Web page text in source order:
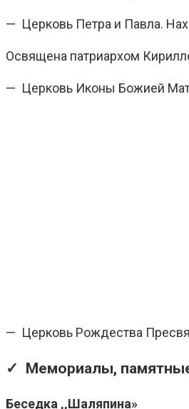
— Церковь Петра и Павла.
Освящена патриархом
— Церковь Иконы Божией
— Церковь Рождества
✓ Мемориалы,
Беседка ,,Шаляпина»